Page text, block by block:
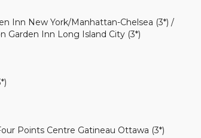
Inn New York/Manhattan-Chelsea (3*) /
Garden Inn Long Island City (3*)
Points Centre Gatineau Ottawa (3*)